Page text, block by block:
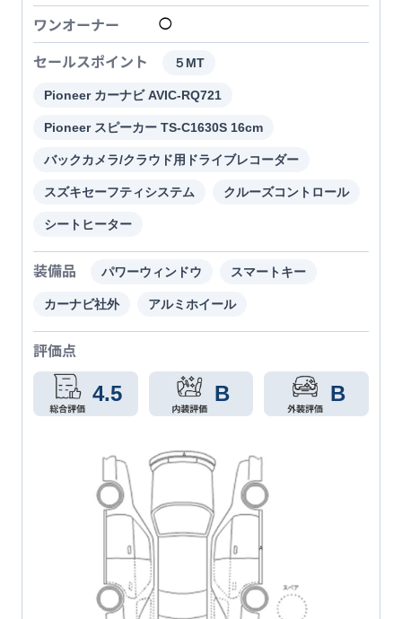
ワンオーナー ◯
セールスポイント ５MT
Pioneer カーナビ AVIC-RQ721
Pioneer スピーカー TS-C1630S 16cm
バックカメラ/クラウド用ドライブレコーダー
スズキセーフティシステム クルーズコントロール
シートヒーター
装備品 パワーウィンドウ スマートキー
カーナビ社外 アルミホイール
評価点
4.5 B B